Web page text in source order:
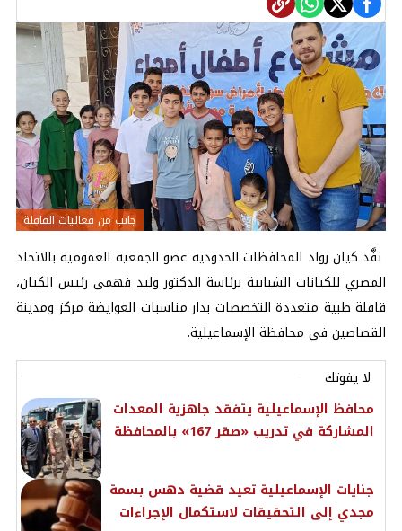
جانب من فعاليات القافلة
نفَّذ كيان رواد المحافظات الحدودية عضو الجمعية العمومية بالاتحاد
المصري للكيانات الشبابية برئاسة الدكتور وليد فهمى رئيس الكيان،
قافلة طبية متعددة التخصصات بدار مناسبات العوايضة مركز ومدينة
القصاصين في محافظة الإسماعيلية.
لا يفوتك
محافظ الإسماعيلية يتفقد جاهزية المعدات
المشاركة في تدريب «صقر 167» بالمحافظة
جنايات الإسماعيلية تعيد قضية دهس بسمة
مجدي إلى التحقيقات لاستكمال الإجراءات